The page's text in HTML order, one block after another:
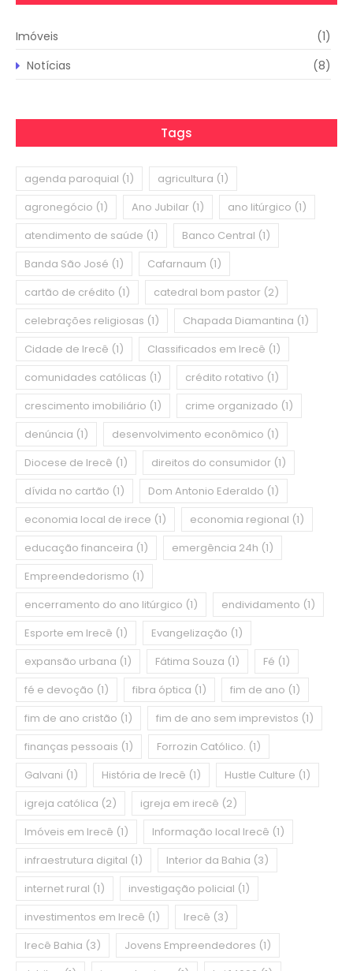
Imóveis
(1)
Notícias
(8)
Tags
agenda paroquial (1) agricultura (1)
agronegócio (1) Ano Jubilar (1) ano litúrgico (1)
atendimento de saúde (1) Banco Central (1)
Banda São José (1) Cafarnaum (1)
cartão de crédito (1) catedral bom pastor (2)
celebrações religiosas (1) Chapada Diamantina (1)
Cidade de Irecê (1) Classificados em Irecê (1)
comunidades católicas (1) crédito rotativo (1)
crescimento imobiliário (1) crime organizado (1)
denúncia (1) desenvolvimento econômico (1)
Diocese de Irecê (1) direitos do consumidor (1)
dívida no cartão (1) Dom Antonio Ederaldo (1)
economia local de irece (1) economia regional (1)
educação financeira (1) emergência 24h (1)
Empreendedorismo (1)
encerramento do ano litúrgico (1) endividamento (1)
Esporte em Irecê (1) Evangelização (1)
expansão urbana (1) Fátima Souza (1) Fé (1)
fé e devoção (1) fibra óptica (1) fim de ano (1)
fim de ano cristão (1) fim de ano sem imprevistos (1)
finanças pessoais (1) Forrozin Católico. (1)
Galvani (1) História de Irecê (1) Hustle Culture (1)
igreja católica (2) igreja em irecê (2)
Imóveis em Irecê (1) Informação local Irecê (1)
infraestrutura digital (1) Interior da Bahia (3)
internet rural (1) investigação policial (1)
investimentos em Irecê (1) Irecê (3)
Irecê Bahia (3) Jovens Empreendedores (1)